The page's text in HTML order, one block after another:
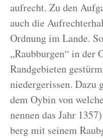
aufrecht. Zu den
auch die
Ordnung im Lande.
„Raubburgen“ in der
Randgebieten
niedergerissen. Dazu
dem Oybin von
nennen das Jahr
berg mit seinem